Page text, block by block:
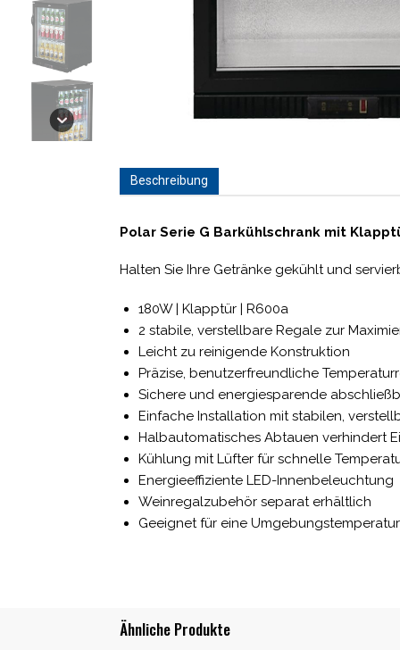
Beschreibung
Polar Serie G Barkühlschrank mit
Halten Sie Ihre Getränke gekühlt und
180W | Klapptür | R600a
2 stabile, verstellbare Regale zur
Leicht zu reinigende Konstruktion
Präzise, ​​benutzerfreundliche
Sichere und energiesparende
Einfache Installation mit stabilen,
Halbautomatisches Abtauen verhindert
Kühlung mit Lüfter für schnelle
Energieeffiziente LED-Innenbeleuchtung
Weinregalzubehör separat erhältlich
Geeignet für eine Umgebungstemperatur
Ähnliche Produkte